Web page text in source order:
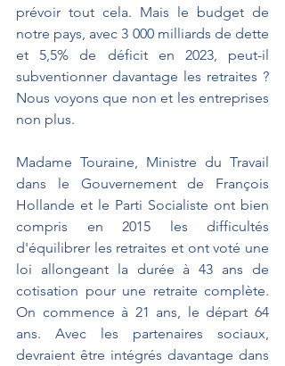
prévoir tout cela. Mais le budget de
notre pays, avec 3 000 milliards de dette
et 5,5% de déficit en 2023, peut-il
subventionner davantage les retraites ?
Nous voyons que non et les entreprises
non plus.
Madame Touraine, Ministre du Travail
dans le Gouvernement de François
Hollande et le Parti Socialiste ont bien
compris en 2015 les difficultés
d'équilibrer les retraites et ont voté une
loi allongeant la durée à 43 ans de
cotisation pour une retraite complète.
On commence à 21 ans, le départ 64
ans. Avec les partenaires sociaux,
devraient être intégrés davantage dans